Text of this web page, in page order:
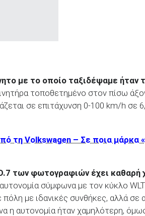
με το οποίο ταξιδέψαμε ήταν
τοποθετημένο στον πίσω
σε επιτάχυνση 0-100 km/h σε
τη Volkswagen – Σε ποια μάρκα
.7 των φωτογραφιών έχει καθαρή
σύμφωνα με τον κύκλο
με ιδανικές συνθήκες, αλλά σε
η αυτονομία ήταν χαμηλότερη,